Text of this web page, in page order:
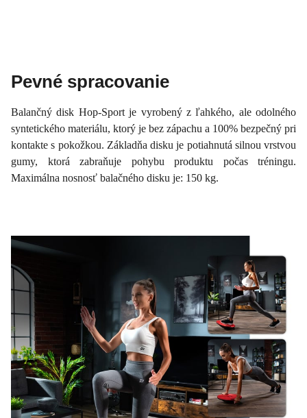
Pevné spracovanie
Balančný disk Hop-Sport je vyrobený z ľahkého, ale odolného
syntetického materiálu, ktorý je bez zápachu a 100% bezpečný pri
kontakte s pokožkou. Základňa disku je potiahnutá silnou vrstvou
gumy, ktorá zabraňuje pohybu produktu počas tréningu.
Maximálna nosnosť balačného disku je: 150 kg.